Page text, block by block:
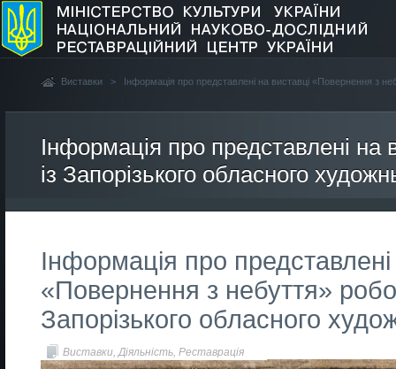
Виставки > Інформація про представлені на виставці «Повернення з
Інформація про представлені
із Запорізького обласного
Інформація про представлені
«Повернення з небуття»
Запорізького обласного
Виставки,Діяльність, Реставрація